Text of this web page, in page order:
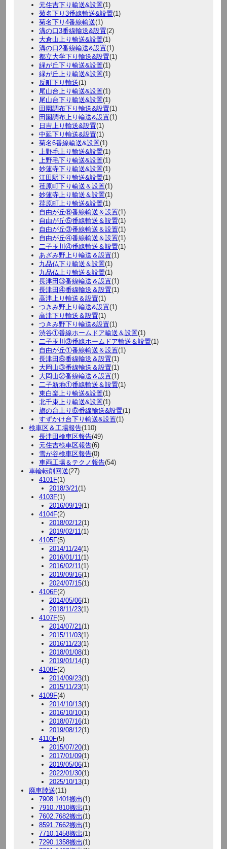
元住吉下り輸送&設置(1)
菊名下り3番線輸送&設置(1)
菊名下り4番線輸送(1)
溝の口3番線輸送&設置(2)
大倉山上り輸送&設置(1)
溝の口2番線輸送&設置(1)
都立大学下り輸送&設置(1)
緑が丘下り輸送&設置(1)
緑が丘上り輸送&設置(1)
反町下り輸送(1)
尾山台上り輸送&設置(1)
尾山台下り輸送&設置(1)
田園調布下り輸送&設置(1)
田園調布上り輸送&設置(1)
日吉上り輸送&設置(1)
中延下り輸送&設置(1)
菊名6番線輸送&設置(1)
上野毛上り輸送&設置(1)
上野毛下り輸送&設置(1)
妙蓮寺下り輸送&設置(1)
江田駅下り輸送&設置(1)
荏原町下り輸送＆設置(1)
妙蓮寺上り輸送＆設置(1)
荏原町上り輸送&設置(1)
自由が丘⑥番線輸送＆設置(1)
自由が丘⑤番線輸送＆設置(1)
自由が丘③番線輸送＆設置(1)
自由が丘④番線輸送＆設置(1)
二子玉川④番線輸送＆設置(1)
あざみ野上り輸送＆設置(1)
九品仏下り輸送＆設置(1)
九品仏上り輸送＆設置(1)
長津田③番線輸送＆設置(1)
長津田④番線輸送＆設置(1)
高津上り輸送＆設置(1)
つきみ野上り輸送&設置(1)
高津下り輸送＆設置(1)
つきみ野下り輸送&設置(1)
渋谷①番線ホームドア輸送＆設置(1)
二子玉川③番線ホームドア輸送＆設置(1)
自由が丘①番線輸送＆設置(1)
長津田⑥番線輸送＆設置(1)
大岡山③番線輸送＆設置(1)
大岡山②番線輸送＆設置(1)
二子新地①番線輸送＆設置(1)
東白楽上り輸送&設置(1)
北千束上り輸送&設置(1)
旗の台上り⑥番線輸送&設置(1)
すずかけ台下り輸送&設置(1)
検車区＆工場報告(110)
長津田検車区報告(49)
元住吉検車区報告(6)
雪が谷検車区報告(0)
車両工場＆テクノ報告(54)
車輪転削回送(27)
4101F(1)
2018/3/21 (1)
4103F(1)
2016/09/19(1)
4104F(2)
2018/02/12(1)
2019/02/11 (1)
4105F(5)
2014/11/24(1)
2016/01/11 (1)
2016/02/11 (1)
2019/09/16(1)
2024/07/15(1)
4106F(2)
2014/05/06(1)
2018/11/23(1)
4107F(5)
2014/07/21 (1)
2015/11/03(1)
2016/11/23(1)
2018/01/08(1)
2019/01/14(1)
4108F(2)
2014/09/23(1)
2015/11/23(1)
4109F(4)
2014/10/13(1)
2016/10/10(1)
2018/07/16(1)
2019/08/12(1)
4110F(5)
2015/07/20(1)
2017/01/09(1)
2019/05/06(1)
2022/01/30(1)
2025/10/13(1)
廃車陸送(11)
7908.1401搬出(1)
7910.7810搬出(1)
7602.7682搬出(1)
8591.7662搬出(1)
7710.1458搬出(1)
7290.1358搬出(1)